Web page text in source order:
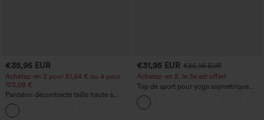
€35,95 EUR
Achetez-en 2 pour 61,54 € ou 4 pour
123,08 €.
Pantalon décontracté taille haute à
jambe droite, effet lin, avec poches
€31,95 EUR €35,95 EUR
Achetez-en 2, le 3e est offert
Top de sport pour yoga asymétrique
(une épaule) à manches longues avec
ouverture pour le pouce, ourlet arrondi
haut-bas, séchage rapide, soutien-gorge